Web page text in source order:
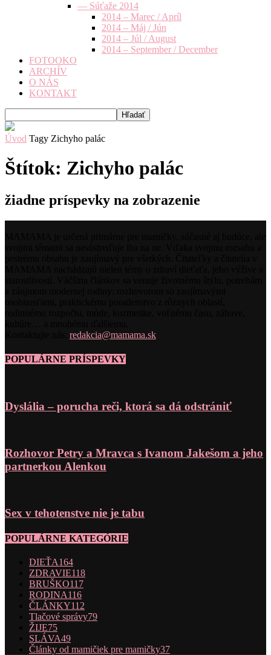
— Súťaže 2014
2014 – Marec / Apríl
2014 – Máj / Jún
2014 – Júl / August
2014 – September / December
FOTOOKO
ARCHÍV
O NÁS
KONTAKT
Úvod Tagy Zichyho palác
Štítok: Zichyho palác
žiadne príspevky na zobrazenie
redakcia@mamama.sk
POPULÁRNE PRÍSPEVKY
Dyslália – porucha reči, ktorá sa dá odstrániť
Rozhovor Petry a Mravca s Ivanom Jakešom a jeho
partnerkou Alenkou
Sex v tehotenstve nie je tabu
POPULÁRNE KATEGÓRIE
DIEŤA164
ZDRAVIE118
BRUŠKO117
RODINA116
ČLÁNKY112
Tlačové správy79
ŽIJE75
SLÁVA49
Články od mamičiek pre mamičky37